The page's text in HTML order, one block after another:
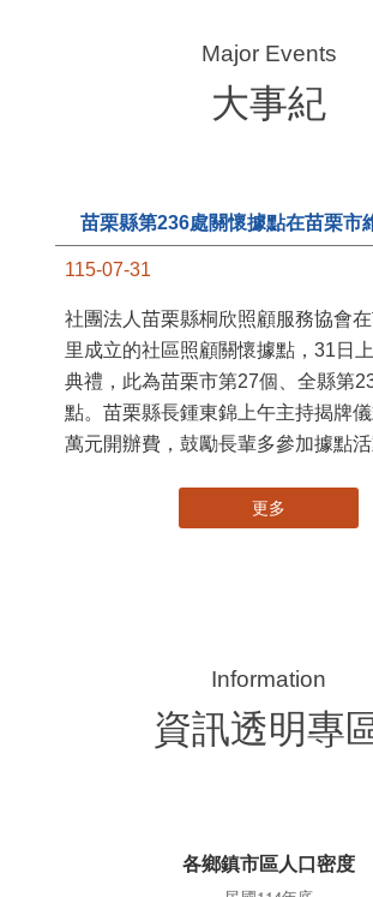
大事紀
苗栗縣第236處關懷據點在苗栗市
115-07-31
社團法人苗栗縣桐欣照顧服務協會
里成立的社區照顧關懷據點，31日
典禮，此為苗栗市第27個、全縣第
點。苗栗縣長鍾東錦上午主持揭牌
萬元開辦費，鼓勵長輩多參加據點
更多
資訊透明專